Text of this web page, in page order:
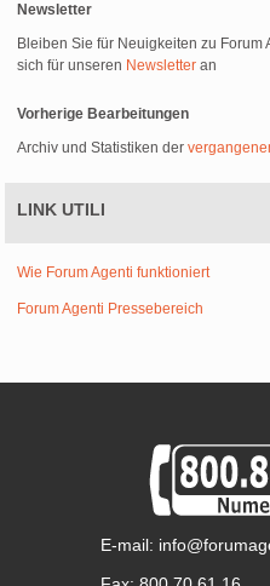
Newsletter
Bleiben Sie für Neuigkeiten zu
sich für unseren Newsletter an
Vorherige Bearbeitungen
Archiv und Statistiken der
LINK UTILI
Wie Forum Agenti funktioniert
Forum Agenti Pressebereich
E-mail: